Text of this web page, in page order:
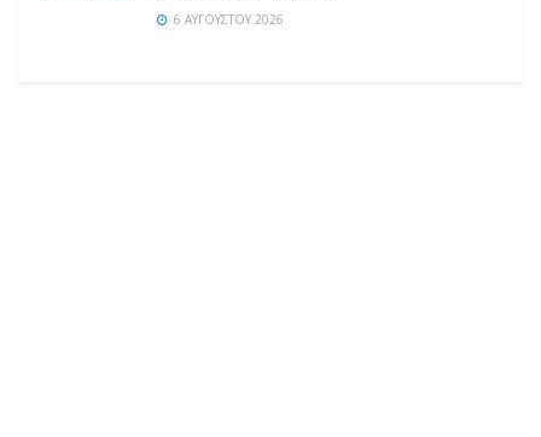
6 ΑΥΓΟΎΣΤΟΥ 2026